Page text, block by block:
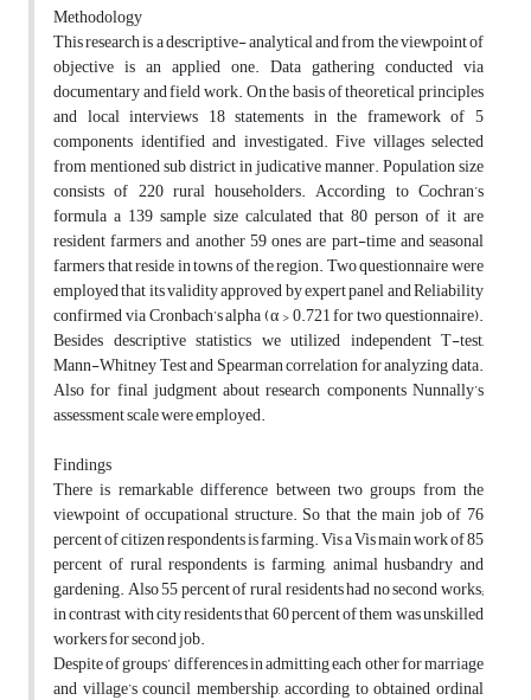
Methodology
This research is a descriptive- analytical and from the viewpoint of
objective is an applied one. Data gathering conducted via
documentary and field work. On the basis of theoretical principles
and local interviews 18 statements in the framework of 5
components identified and investigated. Five villages selected
from mentioned sub district in judicative manner. Population size
consists of 220 rural householders. According to Cochran’s
formula a 139 sample size calculated that 80 person of it are
resident farmers and another 59 ones are part-time and seasonal
farmers that reside in towns of the region. Two questionnaire were
employed that its validity approved by expert panel and Reliability
confirmed via Cronbach’s alpha (α > 0.721 for two questionnaire).
Besides descriptive statistics we utilized independent T-test,
Mann-Whitney Test and Spearman correlation for analyzing data.
Also for final judgment about research components Nunnally’s
assessment scale were employed.
Findings
There is remarkable difference between two groups from the
viewpoint of occupational structure. So that the main job of 76
percent of citizen respondents is farming. Vis a Vis main work of 85
percent of rural respondents is farming, animal husbandry and
gardening. Also 55 percent of rural residents had no second works;
in contrast with city residents that 60 percent of them was unskilled
workers for second job.
Despite of groups’ differences in admitting each other for marriage
and village’s council membership, according to obtained ordinal